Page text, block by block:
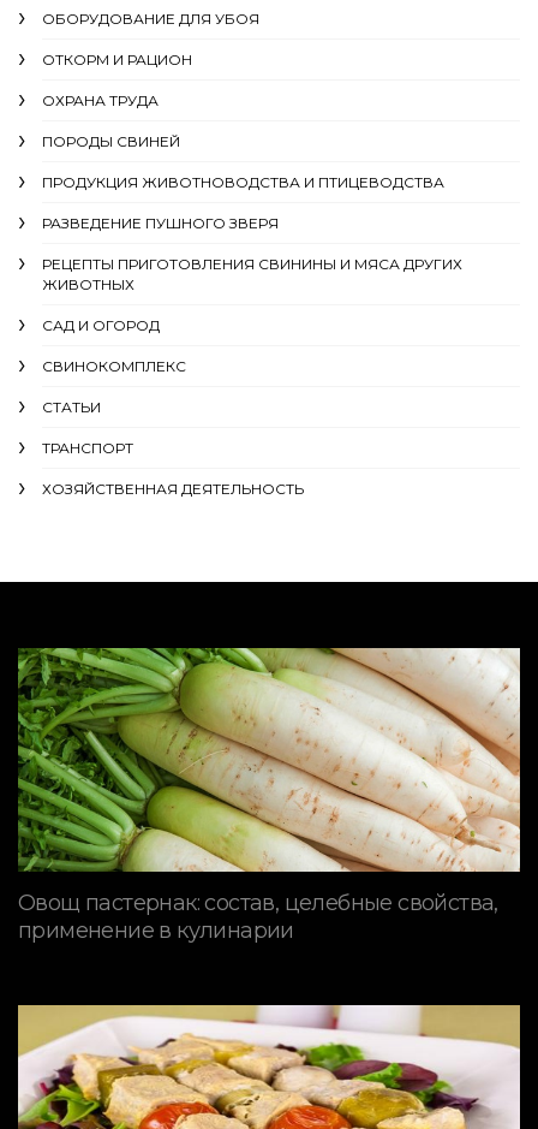
ОБОРУДОВАНИЕ ДЛЯ УБОЯ
ОТКОРМ И РАЦИОН
ОХРАНА ТРУДА
ПОРОДЫ СВИНЕЙ
ПРОДУКЦИЯ ЖИВОТНОВОДСТВА И ПТИЦЕВОДСТВА
РАЗВЕДЕНИЕ ПУШНОГО ЗВЕРЯ
РЕЦЕПТЫ ПРИГОТОВЛЕНИЯ СВИНИНЫ И МЯСА ДРУГИХ
ЖИВОТНЫХ
САД И ОГОРОД
СВИНОКОМПЛЕКС
СТАТЬИ
ТРАНСПОРТ
ХОЗЯЙСТВЕННАЯ ДЕЯТЕЛЬНОСТЬ
Овощ пастернак: состав, целебные свойства,
применение в кулинарии